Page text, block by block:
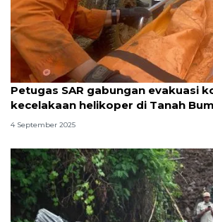
Petugas SAR gabungan evakuasi
kecelakaan helikoper di Tanah
4 September 2025